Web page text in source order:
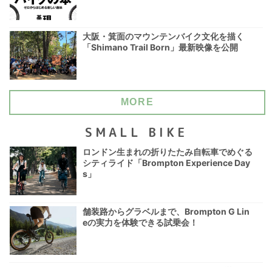
大阪・箕面のマウンテンバイク文化を描く
「Shimano Trail Born」最新映像を公開
MORE
SMALL BIKE
ロンドン生まれの折りたたみ自転車でめぐる
シティライド「Brompton Experience Day
s」
舗装路からグラベルまで、Brompton G Lin
eの実力を体験できる試乗会！